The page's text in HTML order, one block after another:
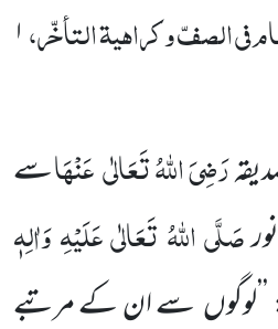
فی الصفّ وکراہیۃ التأخّر،۱
رَضِیَ اللّٰہُ تَعَالٰیعَنْہَاسے
صَلَّی اللّٰہُ تَعَالٰی عَلَیْہِ وَاٰلِہٖ
سے ان کے مرتبے